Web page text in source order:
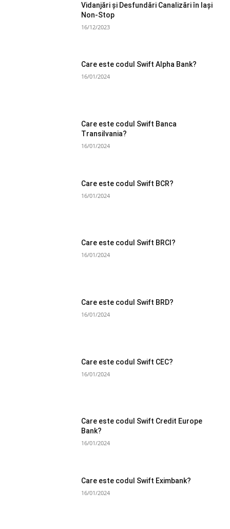
Vidanjări și Desfundări Canalizări în Iași
Non-Stop
16/12/2023
Care este codul Swift Alpha Bank?
16/01/2024
Care este codul Swift Banca
Transilvania?
16/01/2024
Care este codul Swift BCR?
16/01/2024
Care este codul Swift BRCI?
16/01/2024
Care este codul Swift BRD?
16/01/2024
Care este codul Swift CEC?
16/01/2024
Care este codul Swift Credit Europe
Bank?
16/01/2024
Care este codul Swift Eximbank?
16/01/2024